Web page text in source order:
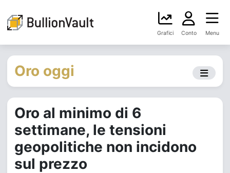
Grafici Conto Menu
Oro oggi
Oro al minimo di 6
settimane, le tensioni
geopolitiche non incidono
sul prezzo